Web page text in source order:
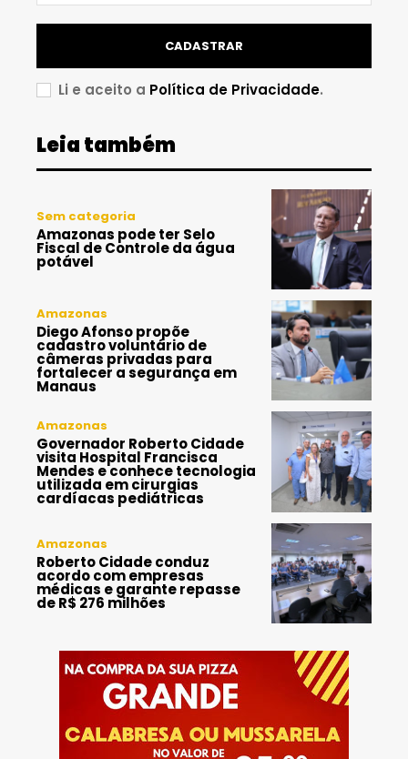
CADASTRAR
Li e aceito a Política de Privacidade.
Leia também
Sem categoria
Amazonas pode ter Selo
Fiscal de Controle da água
potável
Amazonas
Diego Afonso propõe
cadastro voluntário de
câmeras privadas para
fortalecer a segurança em
Manaus
Amazonas
Governador Roberto Cidade
visita Hospital Francisca
Mendes e conhece tecnologia
utilizada em cirurgias
cardíacas pediátricas
Amazonas
Roberto Cidade conduz
acordo com empresas
médicas e garante repasse
de R$ 276 milhões